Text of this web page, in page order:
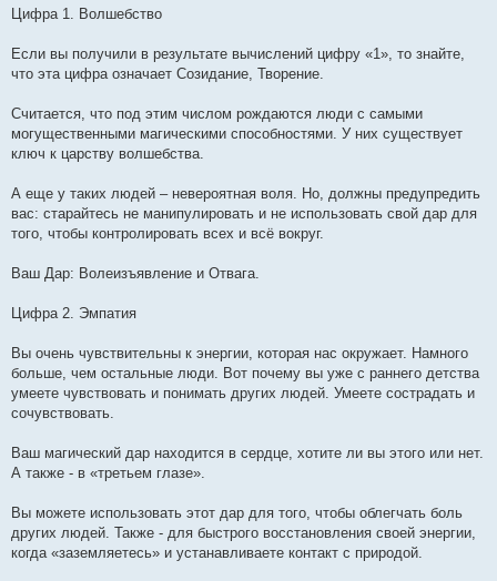
Цифра 1. Волшебство
Если вы получили в результате вычислений цифру «1», то знайте,
что эта цифра означает Созидание, Творение.
Считается, что под этим числом рождаются люди с самыми
могущественными магическими способностями. У них существует
ключ к царству волшебства.
А еще у таких людей – невероятная воля. Но, должны предупредить
вас: старайтесь не манипулировать и не использовать свой дар для
того, чтобы контролировать всех и всё вокруг.
Ваш Дар: Волеизъявление и Отвага.
Цифра 2. Эмпатия
Вы очень чувствительны к энергии, которая нас окружает. Намного
больше, чем остальные люди. Вот почему вы уже с раннего детства
умеете чувствовать и понимать других людей. Умеете сострадать и
сочувствовать.
Ваш магический дар находится в сердце, хотите ли вы этого или нет.
А также - в «третьем глазе».
Вы можете использовать этот дар для того, чтобы облегчать боль
других людей. Также - для быстрого восстановления своей энергии,
когда «заземляетесь» и устанавливаете контакт с природой.